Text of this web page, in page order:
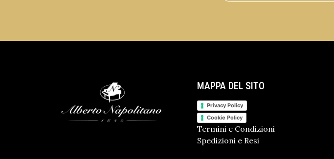
MAPPA DEL SITO
Privacy Policy
Cookie Policy
Termini e Condizioni
Spedizioni e Resi